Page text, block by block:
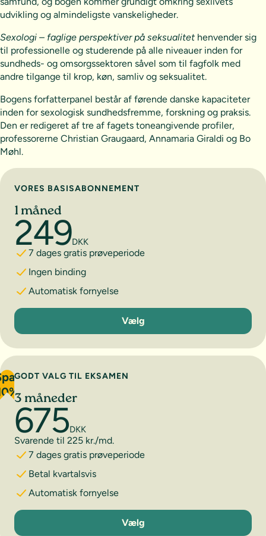
udvikling og almindeligste vanskeligheder.
Sexologi – faglige perspektiver på seksualitethenvender sig
til professionelle og studerende på alle niveauer inden for
sundheds- og omsorgssektoren såvel som til fagfolk med
andre tilgange til krop, køn, samliv og seksualitet.
Bogens forfatterpanel består af førende danske kapaciteter
inden for sexologisk sundhedsfremme, forskning og praksis.
Den er redigeret af tre af fagets toneangivende profiler,
professorerne Christian Graugaard, Annamaria Giraldi og Bo
Møhl.
Vælg abonnement
VORES BASISABONNEMENT
1 måned
249DKK
7 dages gratis prøveperiode
Ingen binding
Automatisk fornyelse
1 måned
Vælg
GODT VALG TIL EKSAMEN
3 måneder
675DKK
Svarende til 225 kr./md.
7 dages gratis prøveperiode
Betal kvartalsvis
Automatisk fornyelse
3 måneder
Vælg